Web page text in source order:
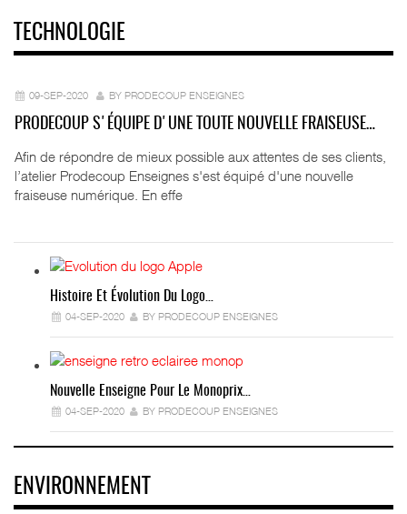
TECHNOLOGIE
09-SEP-2020 BY PRODECOUP ENSEIGNES
PRODECOUP S'ÉQUIPE D'UNE TOUTE NOUVELLE FRAISEUSE…
Afin de répondre de mieux possible aux attentes de ses clients,
l’atelier Prodecoup Enseignes s'est équipé d'une nouvelle
fraiseuse numérique. En effe
Histoire Et Évolution Du Logo…
04-SEP-2020 BY PRODECOUP ENSEIGNES
Nouvelle Enseigne Pour Le Monoprix…
04-SEP-2020 BY PRODECOUP ENSEIGNES
ENVIRONNEMENT